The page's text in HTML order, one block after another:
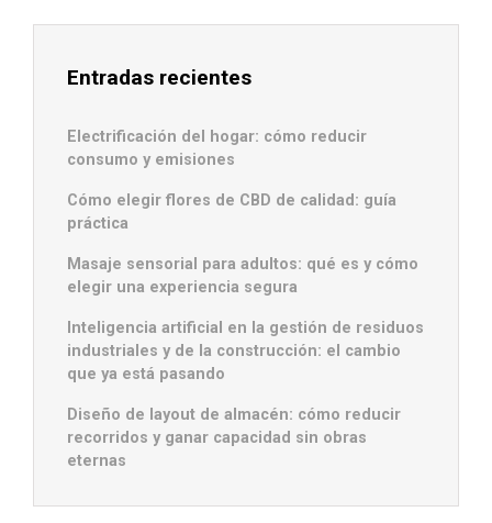
Entradas recientes
Electrificación del hogar: cómo reducir
consumo y emisiones
Cómo elegir flores de CBD de calidad: guía
práctica
Masaje sensorial para adultos: qué es y cómo
elegir una experiencia segura
Inteligencia artificial en la gestión de residuos
industriales y de la construcción: el cambio
que ya está pasando
Diseño de layout de almacén: cómo reducir
recorridos y ganar capacidad sin obras
eternas